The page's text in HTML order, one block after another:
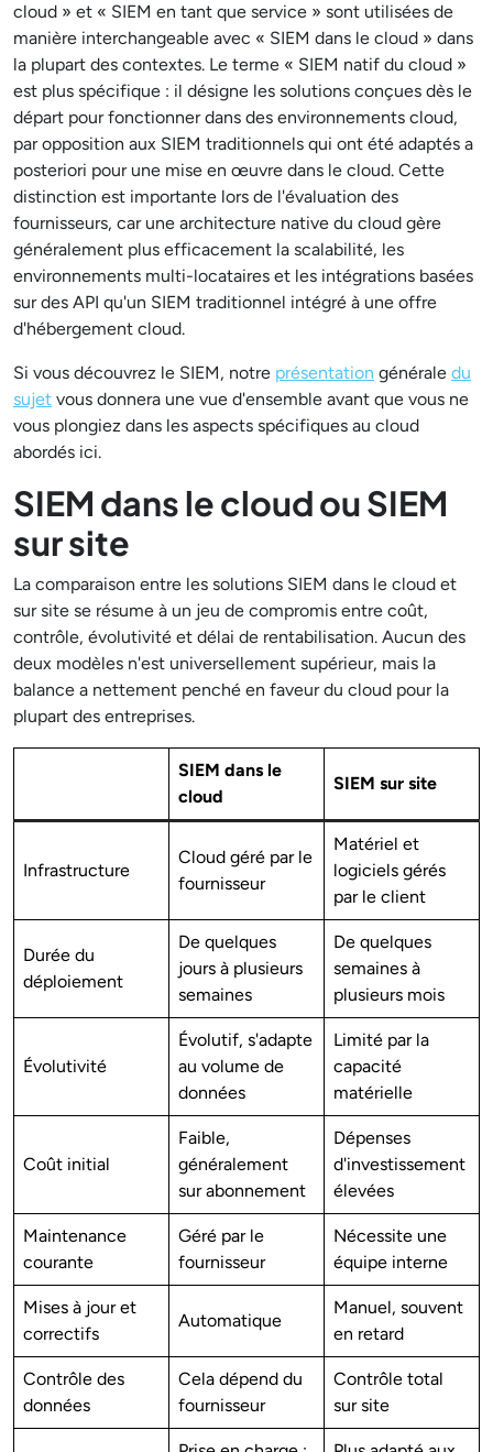
cloud » et « SIEM en tant que service » sont utilisées de
manière interchangeable avec « SIEM dans le cloud » dans
la plupart des contextes. Le terme « SIEM natif du cloud »
est plus spécifique : il désigne les solutions conçues dès le
départ pour fonctionner dans des environnements cloud,
par opposition aux SIEM traditionnels qui ont été adaptés a
posteriori pour une mise en œuvre dans le cloud. Cette
distinction est importante lors de l'évaluation des
fournisseurs, car une architecture native du cloud gère
généralement plus efficacement la scalabilité, les
environnements multi-locataires et les intégrations basées
sur des API qu'un SIEM traditionnel intégré à une offre
d'hébergement cloud.
Si vous découvrez le SIEM, notre présentation générale du
sujet vous donnera une vue d'ensemble avant que vous ne
vous plongiez dans les aspects spécifiques au cloud
abordés ici.
SIEM dans le cloud ou SIEM
sur site
La comparaison entre les solutions SIEM dans le cloud et
sur site se résume à un jeu de compromis entre coût,
contrôle, évolutivité et délai de rentabilisation. Aucun des
deux modèles n'est universellement supérieur, mais la
balance a nettement penché en faveur du cloud pour la
plupart des entreprises.
SIEM dans le
cloud
SIEM sur site
Infrastructure
Cloud géré par le
fournisseur
Matériel et
logiciels gérés
par le client
Durée du
déploiement
De quelques
jours à plusieurs
semaines
De quelques
semaines à
plusieurs mois
Évolutivité
Évolutif, s'adapte
au volume de
données
Limité par la
capacité
matérielle
Coût initial
Faible,
généralement
sur abonnement
Dépenses
d'investissement
élevées
Maintenance
courante
Géré par le
fournisseur
Nécessite une
équipe interne
Mises à jour et
correctifs
Automatique
Manuel, souvent
en retard
Contrôle des
données
Cela dépend du
fournisseur
Contrôle total
sur site